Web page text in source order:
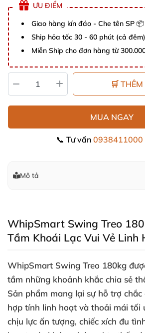
ƯU ĐIỂM
Giao hàng kín đáo - Che tên SP 📦
Ship hỏa tốc 30 - 60 phút (cả đêm)
Miễn Ship cho đơn hàng từ
🛒
MUA NGAY
📞 Tư vấn 0938411000
Mô tả
WhipSmart Swing Treo
Tầm Khoái Lạc Vui Vẻ Linh
WhipSmart Swing Treo 180kg
tầm những khoảnh khắc chia sẻ
Sản phẩm mang lại sự hỗ trợ chắc
hợp tính linh hoạt và thoải mái tối
chịu lực ấn tượng, chiếc xích đu